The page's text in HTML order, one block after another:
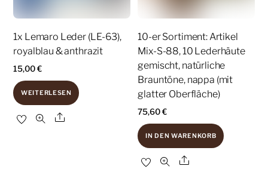
1x Lemaro Leder (LE-63),
royalblau & anthrazit
15,00€
WEITERLESEN
Share
10-er Sortiment: Artikel
Mix-S-88, 10 Lederhäute
gemischt, natürliche
Brauntöne, nappa (mit
glatter Oberfläche)
75,60€
IN DEN WARENKORB
Share